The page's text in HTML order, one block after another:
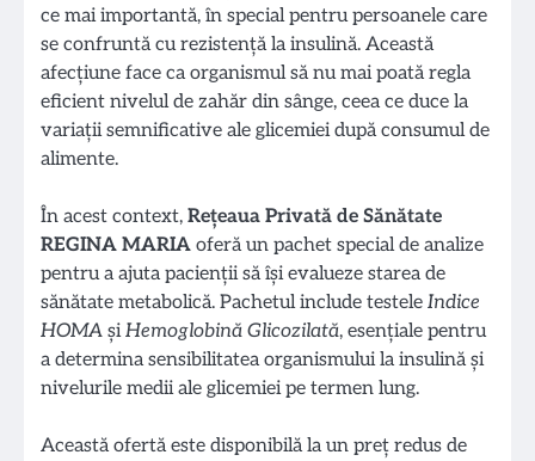
ce mai importantă, în special pentru persoanele care
se confruntă cu rezistență la insulină. Această
afecțiune face ca organismul să nu mai poată regla
eficient nivelul de zahăr din sânge, ceea ce duce la
variații semnificative ale glicemiei după consumul de
alimente.
În acest context, Rețeaua Privată de Sănătate
REGINA MARIA oferă un pachet special de analize
pentru a ajuta pacienții să își evalueze starea de
sănătate metabolică. Pachetul include testele Indice
HOMA șiHemoglobină Glicozilată, esențiale pentru
a determina sensibilitatea organismului la insulină și
nivelurile medii ale glicemiei pe termen lung.
Această ofertă este disponibilă la un preț redus de